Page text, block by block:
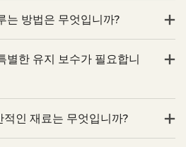
는 방법은 무엇입니까?
별한 유지 보수가 필요합니
인 재료는 무엇입니까?